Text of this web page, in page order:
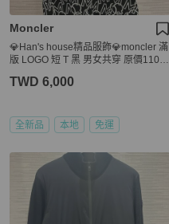
Moncler
💎Han's house精品服飾💎moncler 滿
版 LOGO 短 T 黑 男女共穿 原價1100
TWD 6,000
全新品 本地 免運